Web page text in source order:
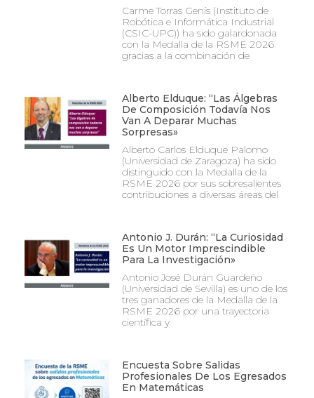
Carme Torras Genís (Instituto de
Robótica e Informática Industrial
(CSIC-UPC)) ha sido galardonada
con la Medalla de la RSME 2026
gracias a la combinación de
Alberto Elduque: “Las Álgebras
De Composición Todavía Nos
Van A Deparar Muchas
Sorpresas»
Alberto Carlos Elduque Palomo
(Universidad de Zaragoza) ha sido
distinguido con la Medalla de la
RSME 2026 por sus sobresalientes
contribuciones a diversas áreas del
Antonio J. Durán: “La Curiosidad
Es Un Motor Imprescindible
Para La Investigación»
Antonio José Durán Guardeño
(Universidad de Sevilla) es uno de los
tres ganadores de la Medalla de la
RSME 2026 por una trayectoria
científica y
Encuesta Sobre Salidas
Profesionales De Los Egresados
En Matemáticas